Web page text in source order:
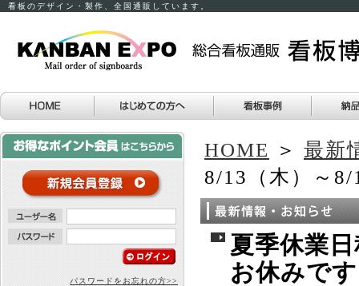
看板のデザイン・製作、全国通販しています。
HOME ＞ 最新
8/13（木）～
夏季休業
お休みです
パスワードをお忘れの方>>